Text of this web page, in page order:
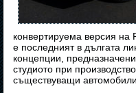
конвертируема версия
е последният в дългата
концепции,
студиото при
съществуващи